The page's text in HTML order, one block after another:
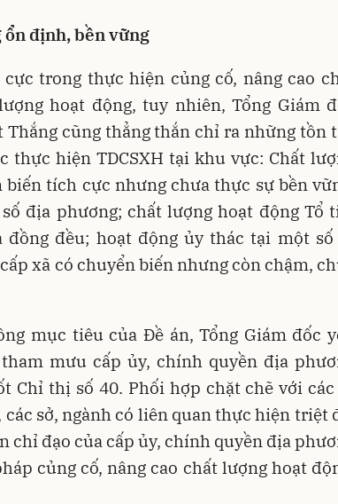
định, bền vững
trong thực hiện củng cố, nâng cao
hoạt động, tuy nhiên, Tổng Giám
Thắng cũng thẳng thắn chỉ ra những tồn
thực hiện TDCSXH tại khu vực: Chất
tích cực nhưng chưa thực sự bền
địa phương; chất lượng hoạt động Tổ
đồng đều; hoạt động ủy thác tại một số
xã có chuyển biến nhưng còn chậm,
mục tiêu của Đề án, Tổng Giám đốc
mưu cấp ủy, chính quyền địa
Chỉ thị số 40. Phối hợp chặt chẽ với
sở, ngành có liên quan thực hiện triệt
chỉ đạo của cấp ủy, chính quyền địa
củng cố, nâng cao chất lượng hoạt